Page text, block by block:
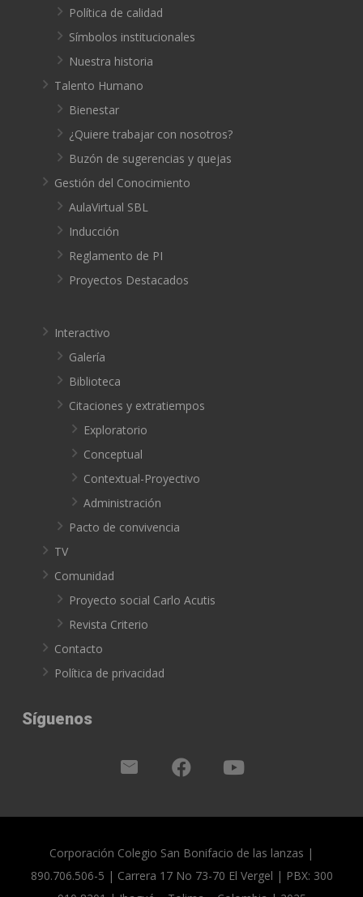
Política de calidad
Símbolos institucionales
Nuestra historia
Talento Humano
Bienestar
¿Quiere trabajar con nosotros?
Buzón de sugerencias y quejas
Gestión del Conocimiento
AulaVirtual SBL
Inducción
Reglamento de PI
Proyectos Destacados
Interactivo
Galería
Biblioteca
Citaciones y extratiempos
Exploratorio
Conceptual
Contextual-Proyectivo
Administración
Pacto de convivencia
TV
Comunidad
Proyecto social Carlo Acutis
Revista Criterio
Contacto
Política de privacidad
Síguenos
Corporación Colegio San Bonifacio de las lanzas |
890.706.506-5 | Carrera 17 No 73-70 El Vergel | PBX: 300